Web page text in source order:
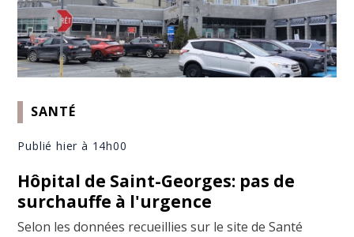
SANTÉ
Publié hier à 14h00
Hôpital de Saint-Georges: pas de
surchauffe à l'urgence
Selon les données recueillies sur le site de Santé